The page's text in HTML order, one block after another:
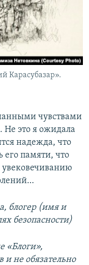
Карасубазар».
чувствами
Не это я ожидала
надежда, что
его памяти, что
блогер (имя и
безопасности)
«Блоги»,
и не обязательно